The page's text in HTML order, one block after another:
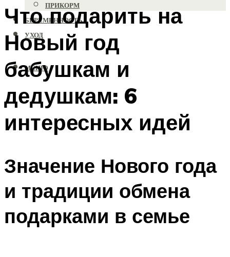
ПРИКОРМ
БЕРЕМЕННОСТЬ
УХОД
МЕНЮ
Что подарить на
Новый год
бабушкам и
дедушкам: 6
интересных идей
Значение Нового года
и традиции обмена
подарками в семье